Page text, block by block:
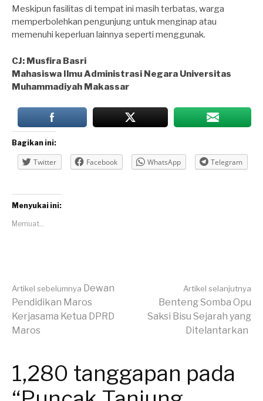
Meskipun fasilitas di tempat ini masih terbatas, warga
memperbolehkan pengunjung untuk menginap atau
memenuhi keperluan lainnya seperti menggunak.
CJ: Musfira Basri
Mahasiswa Ilmu Administrasi Negara Universitas
Muhammadiyah Makassar
Bagikan ini:
Twitter Facebook WhatsApp Telegram
Menyukai ini:
Memuat...
Lanjut
Membaca
Artikel sebelumnya Dewan
Pendidikan Maros
Kerjasama Ketua DPRD
Maros
Artikel selanjutnya
Benteng Somba Opu
Saksi Bisu Sejarah yang
Ditelantarkan
1,280 tanggapan pada